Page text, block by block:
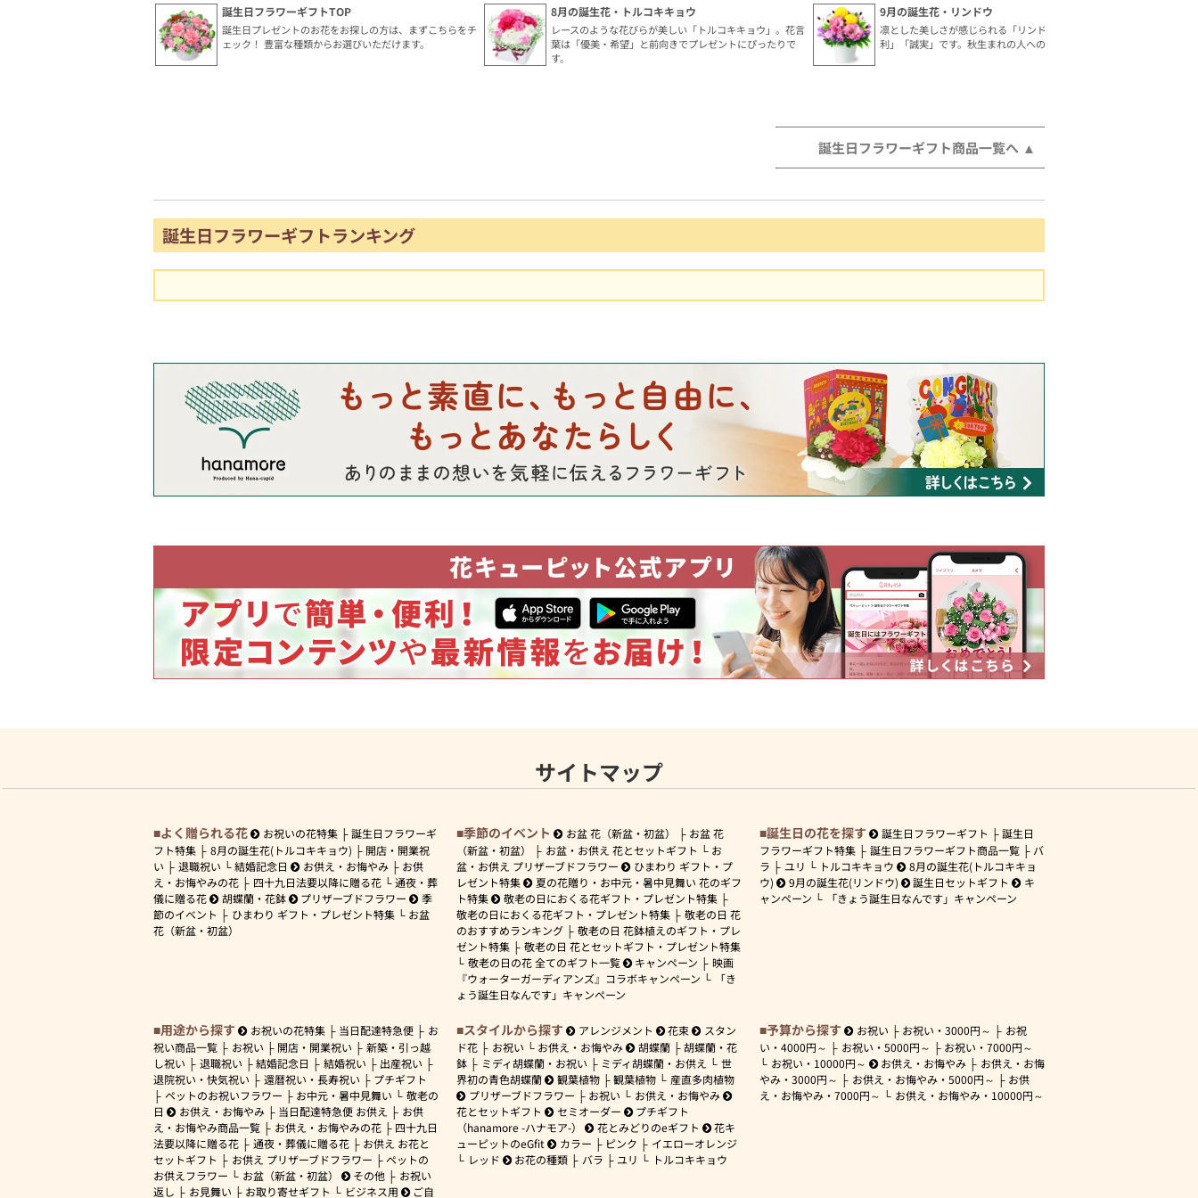
誕生日フラワーギフトTOP
誕生日プレゼントのお花をお探しの方は、まずこちらをチ
ェック！ 豊富な種類からお選びいただけます。
8月の誕生花・トルコキキョウ
レースのような花びらが美しい「トルコキキョウ」。花言
葉は「優美・希望」と前向きでプレゼントにぴったりで
す。
9月の誕生花・リンドウ
凛とした美しさが感じられる「リンドウ」。花言葉は「勝
利」「誠実」です。秋生まれの人へのギフトにおすすめ。
誕生日フラワーギフト商品一覧へ
誕生日フラワーギフトランキング
サイトマップ
よく贈られる花 お祝いの花特集
誕生日フラワーギ
フト特集
8月の誕生花(トルコキキョウ)
開店・開業祝
い
退職祝い 結婚記念日 お供え・お悔やみ
お供
え・お悔やみの花
四十九日法要以降に贈る花
通夜・葬
儀に贈る花
胡蝶蘭・花鉢 プリザーブドフラワー
季
節のイベント
ひまわり ギフト・プレゼント特集
お盆
花（新盆・初盆）
季節のイベント お盆 花（新盆・初盆）
お盆 花
（新盆・初盆）
お盆・お供え 花とセットギフト
お
盆・お供え プリザーブドフラワー
ひまわり ギフト・プ
レゼント特集
夏の花贈り・お中元・暑中見舞い 花のギフ
ト特集
敬老の日におくる花ギフト・プレゼント特集
敬老の日におくる花ギフト・プレゼント特集
敬老の日 花
のおすすめランキング
敬老の日 花鉢植えのギフト・プレ
ゼント特集
敬老の日 花とセットギフト・プレゼント特集
敬老の日の花 全てのギフト一覧
キャンペーン
映画
『ウォーターガーディアンズ』コラボキャンペーン
「き
ょう誕生日なんです」キャンペーン
誕生日の花を探す 誕生日フラワーギフト
誕生日
フラワーギフト特集
誕生日フラワーギフト商品一覧
バ
ラ
ユリ トルコキキョウ
8月の誕生花(トルコキキョ
ウ)
9月の誕生花(リンドウ) 誕生日セットギフト
キ
ャンペーン
「きょう誕生日なんです」キャンペーン
用途から探す お祝いの花特集 当日配達特急便
お
祝い商品一覧
お祝い 開店・開業祝い
新築・引っ越
し祝い
退職祝い 結婚記念日 結婚祝い
出産祝い
退院祝い・快気祝い
還暦祝い・長寿祝い
プチギフト
ペットのお祝いフラワー
お中元・暑中見舞い
敬老の
日
お供え・お悔やみ 当日配達特急便 お供え
お供
え・お悔やみ商品一覧
お供え・お悔やみの花
四十九日
法要以降に贈る花
通夜・葬儀に贈る花
お供え お花と
セットギフト
お供え プリザーブドフラワー
ペットの
お供えフラワー
お盆（新盆・初盆） その他
お祝い
返し
お見舞い お取り寄せギフト ビジネス用 ご自
スタイルから探す アレンジメント 花束
スタン
ド花
お祝い お供え・お悔やみ 胡蝶蘭
胡蝶蘭・花
鉢
ミディ胡蝶蘭・お祝い ミディ胡蝶蘭・お供え
世
界初の青色胡蝶蘭
観葉植物 観葉植物
産直多肉植物
プリザーブドフラワー
お祝い
お供え・お悔やみ
花とセットギフト
セミオーダー
プチギフト
（hanamore -ハナモア-）
花とみどりのeギフト
花キ
ューピットのeGfit
カラー ピンク
イエローオレンジ
レッド
お花の種類 バラ ユリ トルコキキョウ
予算から探す お祝い お祝い・3000円～
お祝
い・ 4000円～ お祝い・ 5000円～ お祝い・7000円～
お祝い・ 10000円～ お供え・お悔やみ
お供え・お悔
やみ・ 3000円～ お供え・お悔やみ・ 5000円～
お供
え・お悔やみ・ 7000円～ お供え・お悔やみ・ 10000円～